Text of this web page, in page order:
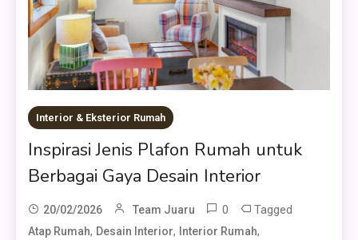
Interior & Eksterior Rumah
Inspirasi Jenis Plafon Rumah untuk
Berbagai Gaya Desain Interior
20/02/2026 Team Juaru 0 Tagged
Atap Rumah, Desain Interior, Interior Rumah,